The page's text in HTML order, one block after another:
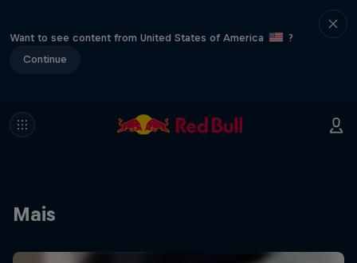
Want to see content from United States of America
?
Continue
Mais